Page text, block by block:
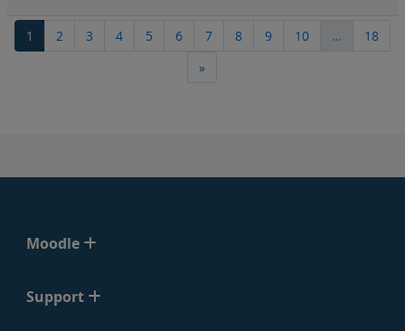
1 Seite 1
2 Seite 2
3 Seite 3
4Seite 4
5 Seite 5
6Seite 6
7Seite 7
8Seite 8
9Seite 9
10Seite 10
… 18
»Nächste Seite
Moodle
Support